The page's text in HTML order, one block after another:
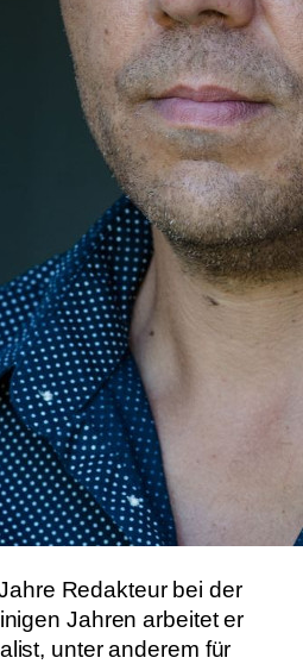
Redakteur bei der
Jahren arbeitet er
unter anderem für